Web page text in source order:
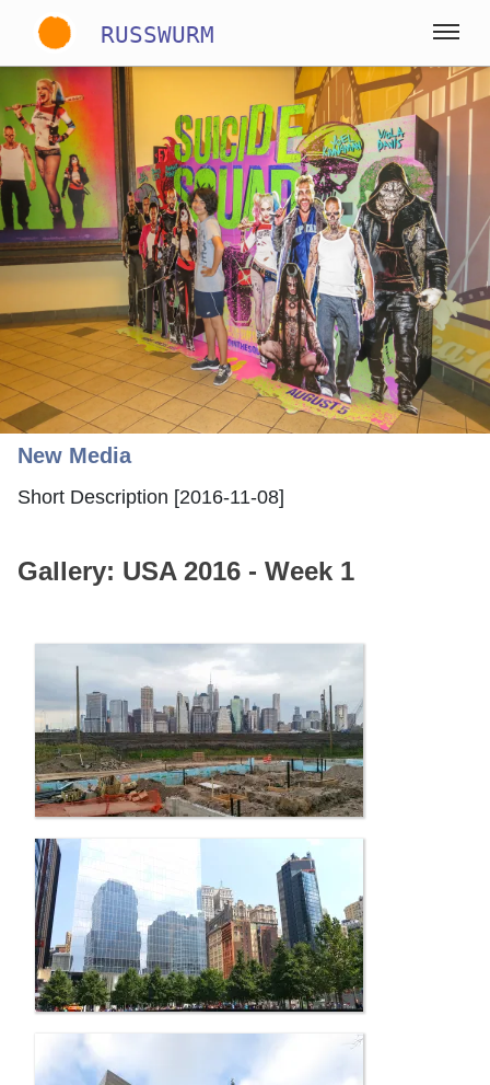
RUSSWURM
Gallery
Englisch Deutsch Spanisch
New Media
Short Description [2016-11-08]
Gallery: USA 2016 - Week 1